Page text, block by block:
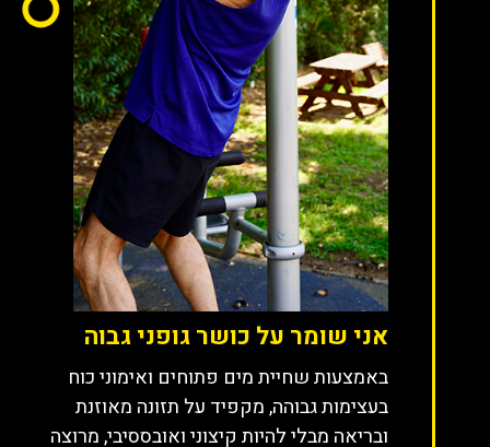
אני שומר על כושר גופני גבוה
באמצעות שחיית מים פתוחים ואימוני כוח
בעצימות גבוהה, מקפיד על תזונה מאוזנת
ובריאה מבלי להיות קיצוני ואובססיבי, מרוצה